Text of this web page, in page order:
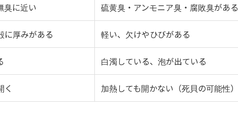
臭に近い 硫黄臭・アンモニア臭・腐敗臭がある
に厚みがある 軽い、欠けやひびがある
白濁している、泡が出ている
く 加熱しても開かない（死貝の可能性）